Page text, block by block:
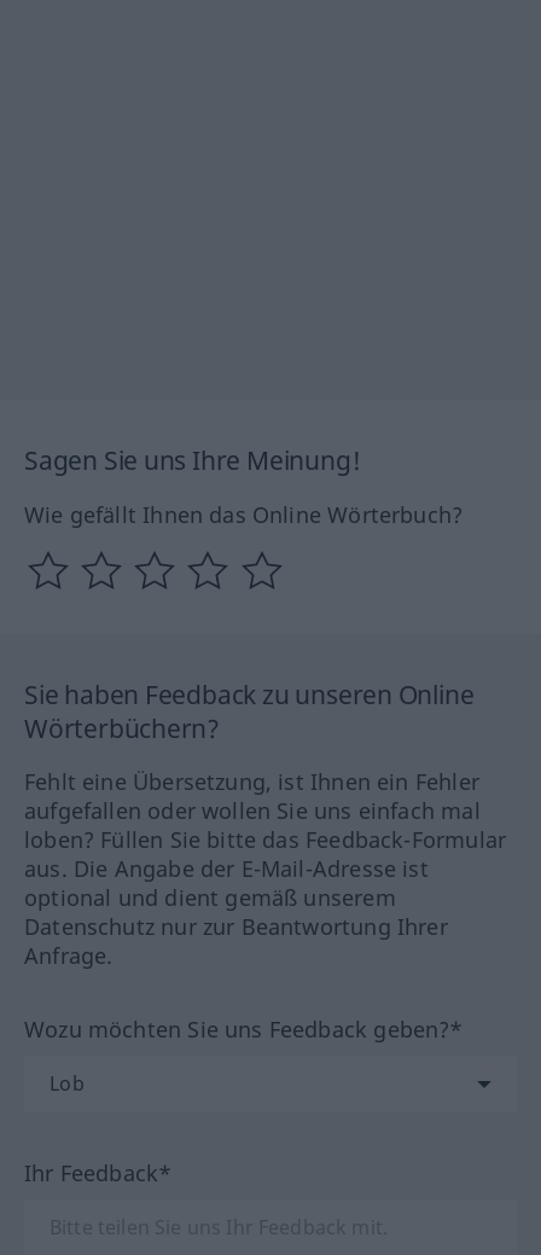
Sagen Sie uns Ihre Meinung!
Wie gefällt Ihnen das Online Wörterbuch?
Sie haben Feedback zu unseren Online
Wörterbüchern?
Fehlt eine Übersetzung, ist Ihnen ein Fehler
aufgefallen oder wollen Sie uns einfach mal
loben? Füllen Sie bitte das Feedback-Formular
aus. Die Angabe der E-Mail-Adresse ist
optional und dient gemäß unserem
Datenschutz nur zur Beantwortung Ihrer
Anfrage.
Wozu möchten Sie uns Feedback geben?*
Ihr Feedback*